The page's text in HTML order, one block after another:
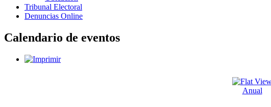
Tribunal Electoral
Denuncias Online
Calendario de eventos
Anual